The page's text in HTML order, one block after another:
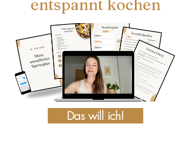
entspannt kochen
Das will ich!